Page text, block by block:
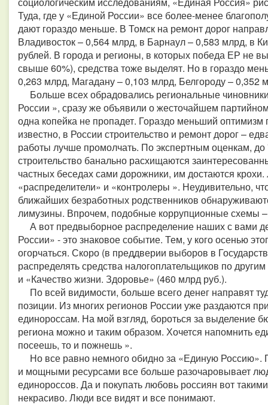
Туда, где у «Единой России» все более-менее
дают гораздо меньше. В Томск на ремонт дорог
Владивосток – 0,564 млрд, в Барнаул – 0,583 млрд, в
рублей. В города и регионы, в которых победа ЕР не
свыше 60%), средства тоже выделят. Но в гораздо
0,263 млрд, Магадану – 0,103 млрд, Белгороду – 0,352
Больше всех обрадовались региональные
России », сразу же объявили о жесточайшем
одна копейка не пропадет. Гораздо меньший
известно, в России строительство и ремонт дорог –
работы лучше промолчать. По экспертным оценкам,
строительство банально расхищаются
частных беседах сами дорожники, им достаются
«распределители» и «контролеры ». Неудивительно,
ближайших безработных родственников
лимузины. Впрочем, подобные коррупционные схемы –
А вот предвыборное распределение наших с вами
России» - это знаковое событие. Тем, у кого осенью
огорчаться. Скоро (в преддверии выборов в
распределять средства налогоплательщиков по
и «Качество жизни. Здоровье» (460 млрд руб.).
По всей видимости, больше всего денег направят
позиции. Из многих регионов России уже раздаются
единороссам. На мой взгляд, бороться за выделение
региона можно и таким образом. Хочется напомнить
посеешь, то и пожнешь ».
Но все равно немного обидно за «Единую Россию».
и мощными ресурсами все больше разочаровывает
единороссов. Да и покупать любовь россиян вот
некрасиво. Люди все видят и все понимают.